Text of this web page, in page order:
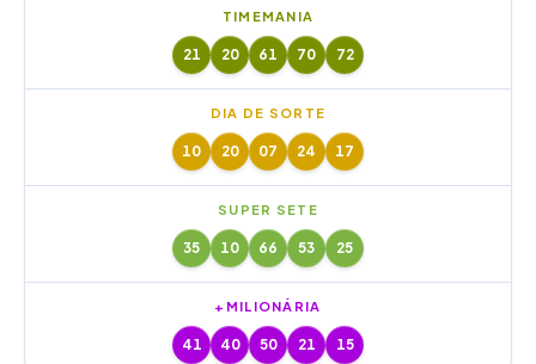
TIMEMANIA
21 20 61 70 72
DIA DE SORTE
10 20 07 24 17
SUPER SETE
35 10 66 53 25
+MILIONÁRIA
41 40 50 21 15